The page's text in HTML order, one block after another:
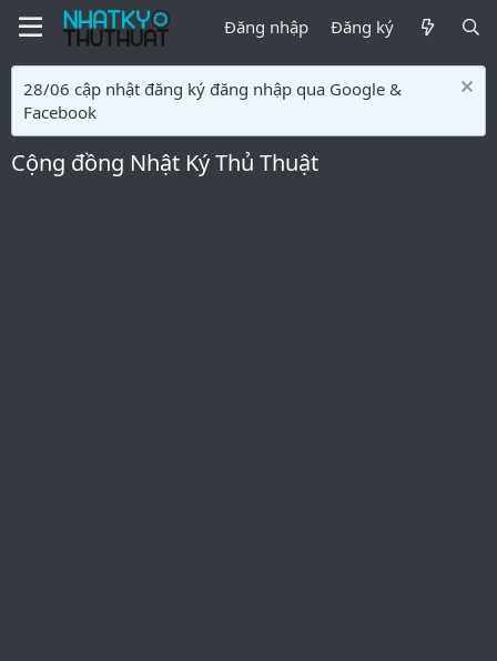
Đăng nhập Đăng ký
28/06 cập nhật đăng ký đăng nhập qua Google &
Facebook
Cộng đồng Nhật Ký Thủ Thuật